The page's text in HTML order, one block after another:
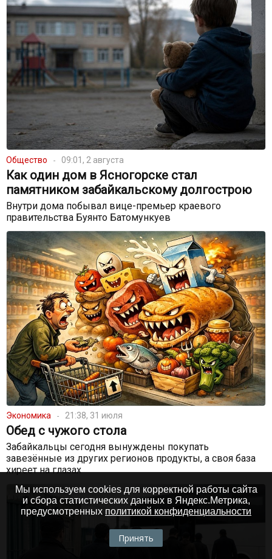
Общество 09:01, 2 августа
Как один дом в Ясногорске стал
памятником забайкальскому долгострою
Внутри дома побывал вице-премьер краевого
правительства Буянто Батомункуев
Экономика 21:38, 31 июля
Обед с чужого стола
Забайкальцы сегодня вынуждены покупать
завезённые из других регионов продукты, а своя база
хиреет на глазах
Мы используем cookies для корректной работы сайта
и сбора статистических данных в Яндекс.Метрика,
предусмотренных политикой конфиденциальности
Принять